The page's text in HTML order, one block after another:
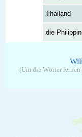
Thailand
die
(Um die Wörter